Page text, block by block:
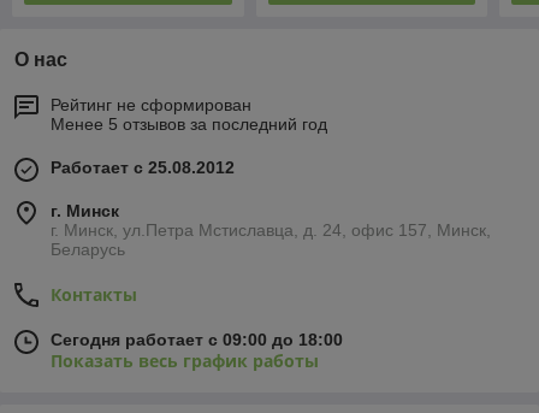
О нас
Рейтинг не сформирован
Менее 5 отзывов за последний год
Работает с 25.08.2012
г. Минск
г. Минск, ул.Петра Мстиславца, д. 24, офис 157, Минск,
Беларусь
Контакты
Сегодня работает с 09:00 до 18:00
Показать весь график работы